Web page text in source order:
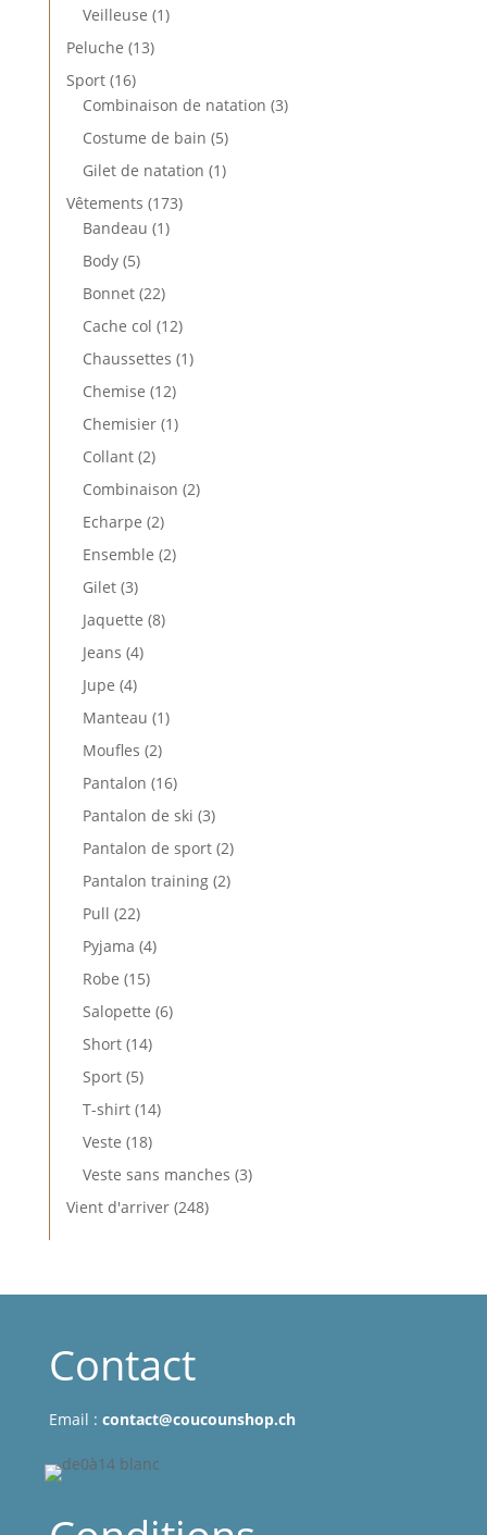
Veilleuse 11
Peluche 1313
Sport 1616
produits
Combinaison de natation 33
Costume de bain 55
produits
Gilet de natation 11
Vêtements 173173
Bandeau 11
Body 55
produits
Bonnet 2222
produits
Cache col 1212
produits
Chaussettes 11
Chemise 1212
produits
Chemisier 11
Collant 22
produits
Combinaison 22
Echarpe 22
produits
Ensemble 22
Gilet 33
produits
Jaquette 88
Jeans 44
Jupe 44
produits
Manteau 11
Moufles 22
produits
Pantalon 1616
produits
Pantalon de ski 33
produits
Pantalon de sport 22
produits
Pantalon training 22
Pull 2222
produits
Pyjama 44
Robe 1515
produits
Salopette 66
Short 1414
Sport 55
produits
T-shirt 1414
Veste 1818
produits
Veste sans manches 33
Vient d'arriver 248248
Contact
Email : contact@coucounshop.ch